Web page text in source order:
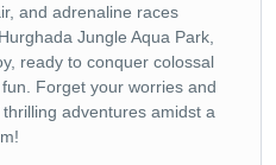
and adrenaline races
Jungle Aqua Park,
ready to conquer colossal
Forget your worries and
adventures amidst a